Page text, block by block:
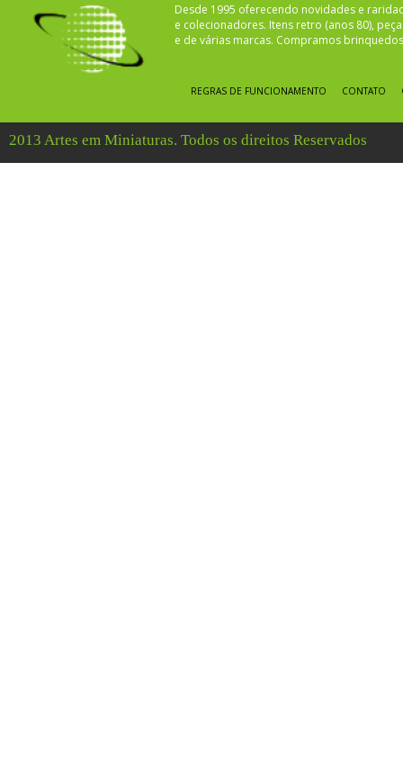
Desde 1995 oferecendo novidades e
e colecionadores. Itens retro (anos 80),
e de várias marcas. Compramos
REGRAS DE FUNCIONAMENTO CONTATO
2013 Artes em Miniaturas. Todos os direitos Reservados